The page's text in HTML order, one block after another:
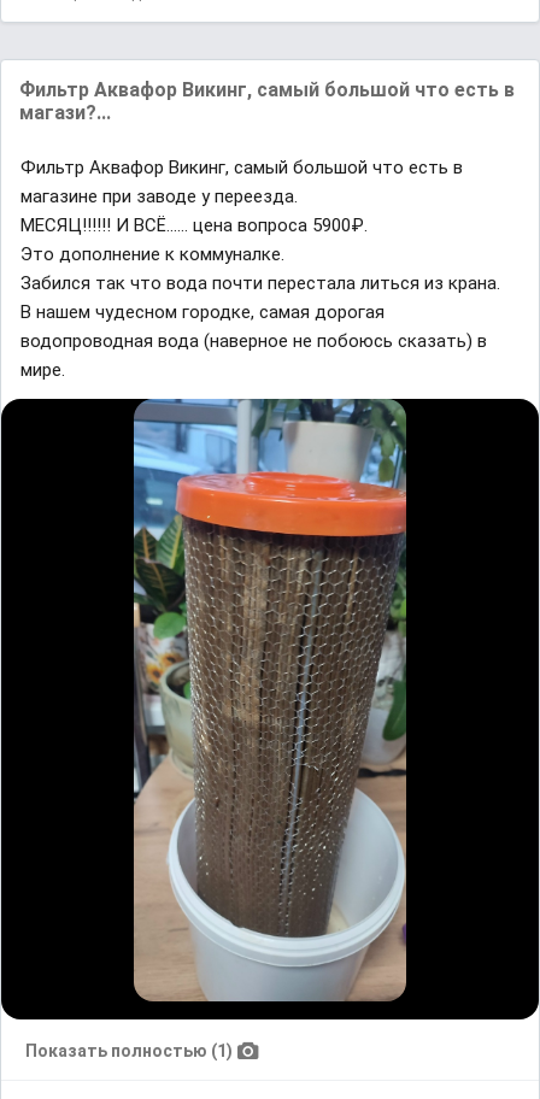
Фильтр Аквафор Викинг, самый большой что есть в
магази?...
Фильтр Аквафор Викинг, самый большой что есть в
магазине при заводе у переезда.
МЕСЯЦ!!!!!! И ВСЁ...... цена вопроса 5900₽.
Это дополнение к коммуналке.
Забился так что вода почти перестала литься из крана.
В нашем чудесном городке, самая дорогая
водопроводная вода (наверное не побоюсь сказать) в
мире.
Показать полностью (1)